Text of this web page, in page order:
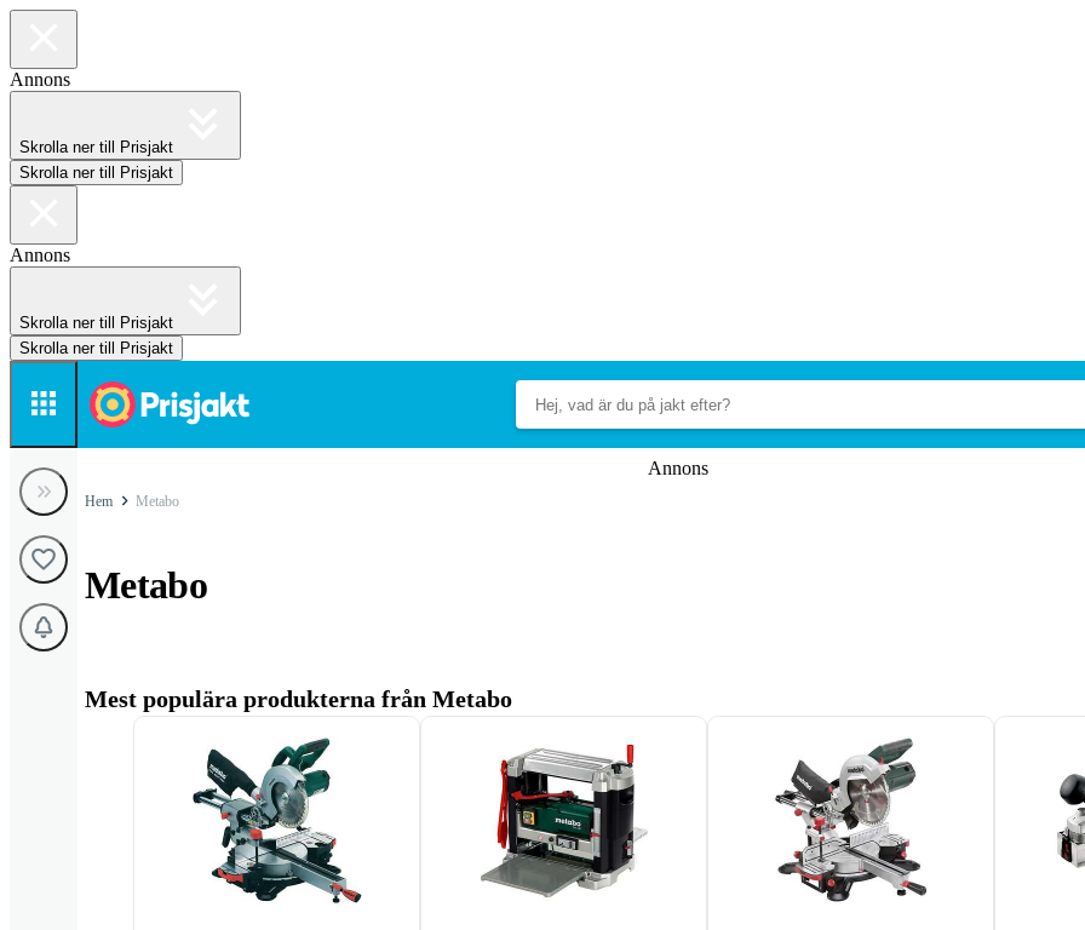
Annons
Skrolla ner till Prisjakt
Skrolla ner till Prisjakt
Annons
Skrolla ner till Prisjakt
Skrolla ner till Prisjakt
Annons
Hem Metabo
Metabo
Mest populära produkterna från Metabo